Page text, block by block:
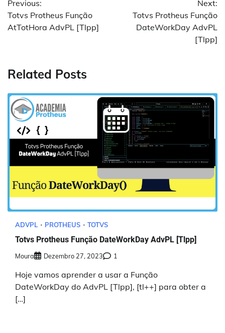
de
Post
Previous:
Totvs Protheus Função
AtTotHora AdvPL [Tlpp]
Next:
Totvs Protheus Função
DateWorkDay AdvPL
[Tlpp]
Related Posts
ADVPL PROTHEUS TOTVS
Totvs Protheus Função DateWorkDay AdvPL [Tlpp]
Moura Dezembro 27, 2023 1
Hoje vamos aprender a usar a Função
DateWorkDay do AdvPL [Tlpp], [tl++] para obter a
[…]